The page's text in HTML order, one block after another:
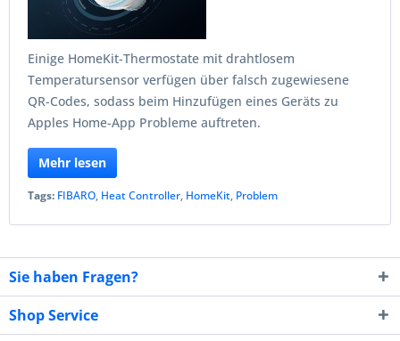
Einige HomeKit-Thermostate mit drahtlosem
Temperatursensor verfügen über falsch zugewiesene
QR-Codes, sodass beim Hinzufügen eines Geräts zu
Apples Home-App Probleme auftreten.
Mehr lesen
Tags: FIBARO, Heat Controller, HomeKit, Problem
Sie haben Fragen?
Shop Service